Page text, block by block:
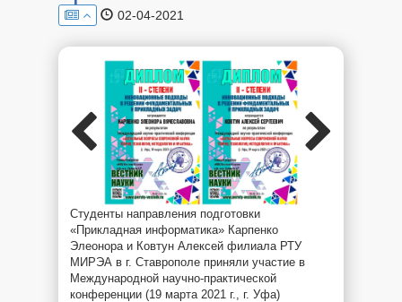
02-04-2021
Студенты направления подготовки
«Прикладная информатика» Карпенко
Элеонора и Ковтун Алексей филиала РТУ
МИРЭА в г. Ставрополе приняли участие в
Международной научно-практической
конференции (19 марта 2021 г., г. Уфа)